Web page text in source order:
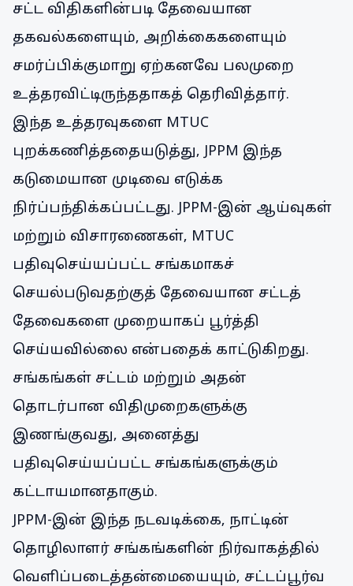
சட்ட விதிகளின்படி தேவையான
தகவல்களையும், அறிக்கைகளையும்
சமர்ப்பிக்குமாறு ஏற்கனவே பலமுறை
உத்தரவிட்டிருந்ததாகத் தெரிவித்தார்.
இந்த உத்தரவுகளை MTUC
புறக்கணித்ததையடுத்து, JPPM இந்த
கடுமையான முடிவை எடுக்க
நிர்ப்பந்திக்கப்பட்டது. JPPM-இன் ஆய்வுகள்
மற்றும் விசாரணைகள், MTUC
பதிவுசெய்யப்பட்ட சங்கமாகச்
செயல்படுவதற்குத் தேவையான சட்டத்
தேவைகளை முறையாகப் பூர்த்தி
செய்யவில்லை என்பதைக் காட்டுகிறது.
சங்கங்கள் சட்டம் மற்றும் அதன்
தொடர்பான விதிமுறைகளுக்கு
இணங்குவது, அனைத்து
பதிவுசெய்யப்பட்ட சங்கங்களுக்கும்
கட்டாயமானதாகும்.
JPPM-இன் இந்த நடவடிக்கை, நாட்டின்
தொழிலாளர் சங்கங்களின் நிர்வாகத்தில்
வெளிப்படைத்தன்மையையும், சட்டப்பூர்வ